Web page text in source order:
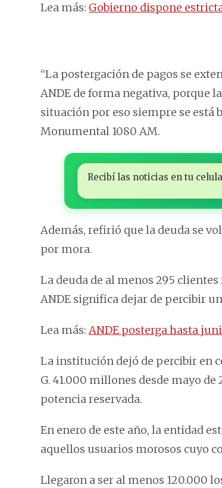
Lea más: Gobierno dispone
“La postergación de pagos se
ANDE de forma negativa, porque
situación por eso siempre se está
Monumental 1080 AM.
Recibí las noticias en tu
Además, refirió que la deuda se
por mora.
La deuda de al menos 295
ANDE significa dejar de percibir
Lea más: ANDE posterga hasta
La institución dejó de percibir en
G. 41.000 millones desde mayo de
potencia reservada.
En enero de este año, la entidad
aquellos usuarios morosos cuyo
Llegaron a ser al menos 120.000